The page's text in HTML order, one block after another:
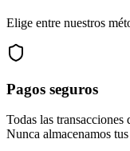
Elige entre nuestros
Pagos seguros
Todas las transacciones
Nunca almacenamos